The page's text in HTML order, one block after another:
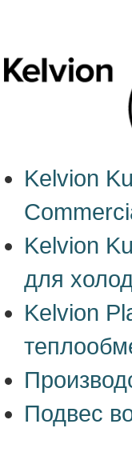
Kelvion
Kelvion
для
Kelvion
Подвес